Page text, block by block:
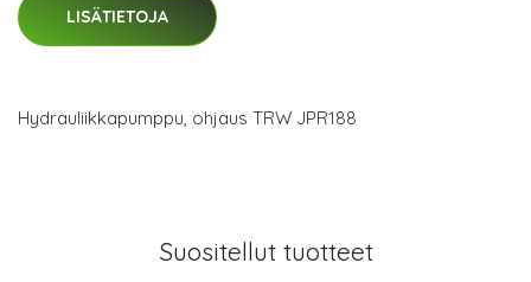
LISÄTIETOJA
Hydrauliikkapumppu, ohjaus TRW JPR188
Suositellut tuotteet